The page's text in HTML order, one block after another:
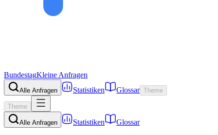
BundestagKleine Anfragen
Alle Anfragen Statistiken Glossar Theme
Theme
Alle Anfragen Statistiken Glossar